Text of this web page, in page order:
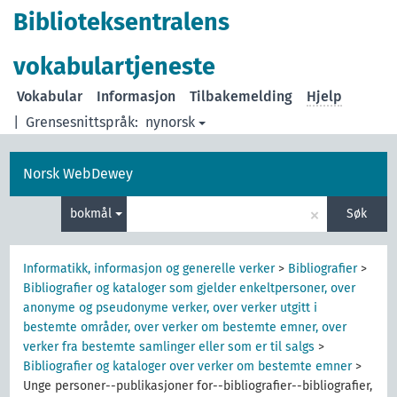
Biblioteksentralens
vokabulartjeneste
Grensesnittspråk: nynorsk
Vokabular Informasjon Tilbakemelding Hjelp
Norsk WebDewey
bokmål × Søk
Informatikk, informasjon og generelle verker> Bibliografier>
Bibliografier og kataloger som gjelder enkeltpersoner, over
anonyme og pseudonyme verker, over verker utgitt i
bestemte områder, over verker om bestemte emner, over
verker fra bestemte samlinger eller som er til salgs >
Bibliografier og kataloger over verker om bestemte emner>
Unge personer--publikasjoner for--bibliografier--bibliografier,